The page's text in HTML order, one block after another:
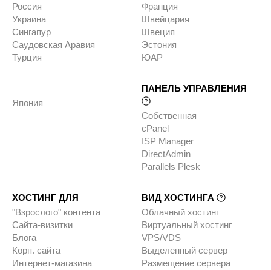
Россия
Украина
Сингапур
Саудовская Аравия
Турция
Франция
Швейцария
Швеция
Эстония
ЮАР
Япония
ПАНЕЛЬ УПРАВЛЕНИЯ
Собственная
cPanel
ISP Manager
DirectAdmin
Parallels Plesk
ХОСТИНГ ДЛЯ
"Взрослого" контента
Сайта-визитки
Блога
Корп. сайта
Интернет-магазина
ВИД ХОСТИНГА
Облачный хостинг
Виртуальный хостинг
VPS/VDS
Выделенный сервер
Размещение сервера